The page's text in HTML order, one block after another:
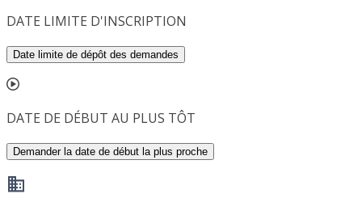
DATE LIMITE D'INSCRIPTION
Date limite de dépôt des demandes
DATE DE DÉBUT AU PLUS TÔT
Demander la date de début la plus proche